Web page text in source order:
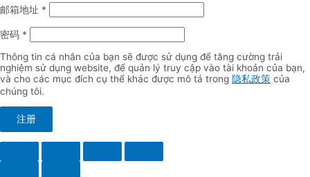
邮箱地址 *
密码 *
Thông tin cá nhân của bạn sẽ được sử dụng để tăng cường trải
nghiệm sử dụng website, để quản lý truy cập vào tài khoản của bạn,
và cho các mục đích cụ thể khác được mô tả trong 隐私政策 của
chúng tôi.
注册